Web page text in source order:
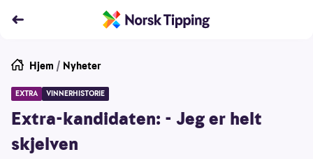
Hjem / Nyheter
EXTRA VINNERHISTORIE
Extra-kandidaten: - Jeg er helt
skjelven